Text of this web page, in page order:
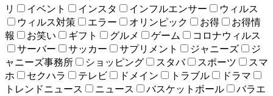
リ
イベント インスタ インフルエンサー
ウィルス
ウィルス対策
エラー オリンピック お得
お得情
報
お笑い ギフト グルメ ゲーム
コロナウィルス
サーバー
サッカー サプリメント ジャニーズ
ジ
ャニーズ事務所
ショッピング スタバ スポーツ
スマ
ホ
セクハラ テレビ ドメイン トラブル
ドラマ
トレンドニュース
ニュース バスケットボール
バラエ